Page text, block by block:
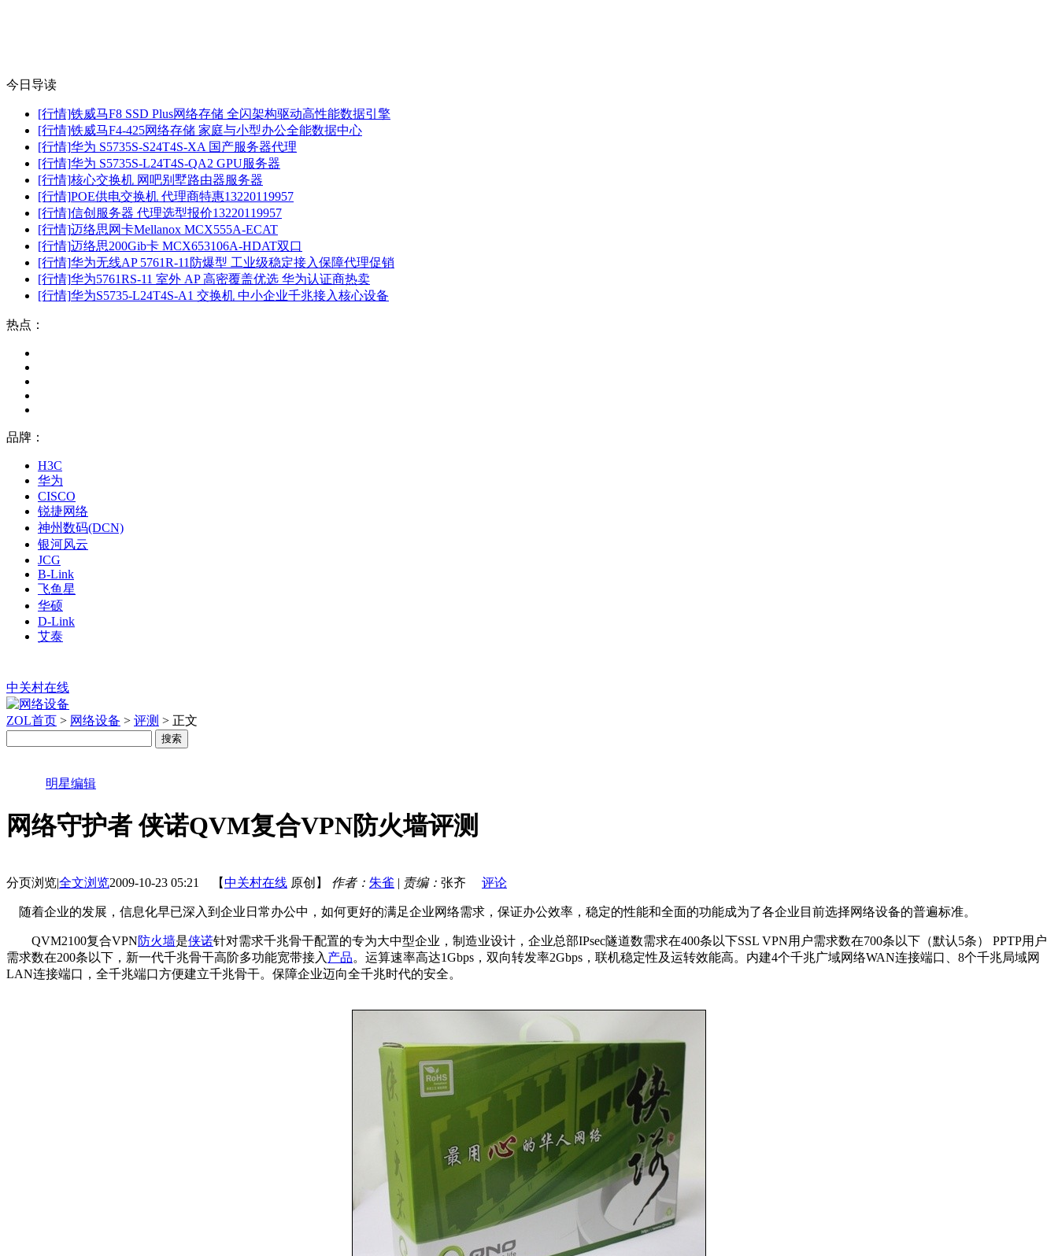
今日导读
[行情]铁威马F8 SSD Plus网络存储 全闪架构驱动高性能数据引擎
[行情]铁威马F4-425网络存储 家庭与小型办公全能数据中心
[行情]华为 S5735S-S24T4S-XA 国产服务器代理
[行情]华为 S5735S-L24T4S-QA2 GPU服务器
[行情]核心交换机 网吧别墅路由器服务器
[行情]POE供电交换机 代理商特惠13220119957
[行情]信创服务器 代理选型报价13220119957
[行情]迈络思网卡Mellanox MCX555A-ECAT
[行情]迈络思200Gib卡 MCX653106A-HDAT双口
[行情]华为无线AP 5761R-11防爆型 工业级稳定接入保障代理促销
[行情]华为5761RS-11 室外 AP 高密覆盖优选 华为认证商热卖
[行情]华为S5735-L24T4S-A1 交换机 中小企业千兆接入核心设备
热点：
品牌：
H3C
华为
CISCO
锐捷网络
神州数码(DCN)
银河风云
JCG
B-Link
飞鱼星
华硕
D-Link
艾泰
中关村在线
ZOL首页 > 网络设备 > 评测 > 正文
明星编辑
网络守护者 侠诺QVM复合VPN防火墙评测
分页浏览|全文浏览2009-10-23 05:21 【中关村在线 原创】 作者： 朱雀 | 责编： 张齐 评论
随着企业的发展，信息化早已深入到企业日常办公中，如何更好的满足企业网络需求，保证办公效率，稳定的性能和全面的功能成为了各企业目前选择网络设备的普遍标准。
QVM2100复合VPN防火墙是侠诺针对需求千兆骨干配置的专为大中型企业，制造业设计，企业总部IPsec隧道数需求在400条以下SSL VPN用户需求数在700条以下（默认5条） PPTP用户
需求数在200条以下，新一代千兆骨干高阶多功能宽带接入 产品。运算速率高达1Gbps，双向转发率2Gbps，联机稳定性及运转效能高。内建4个千兆广域网络WAN连接端口、8个千兆局域网
LAN连接端口，全千兆端口方便建立千兆骨干。保障企业迈向全千兆时代的安全。